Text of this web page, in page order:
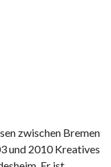
zwischen Bremen
und 2010 Kreatives